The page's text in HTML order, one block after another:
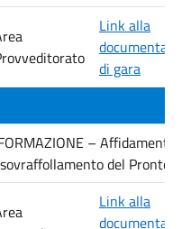
Link alla
di gara
– Affidamento
del Pronto
Link alla